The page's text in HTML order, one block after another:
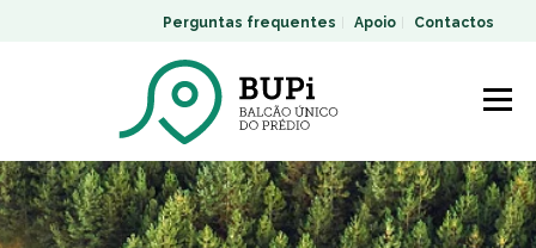
Perguntas frequentes Apoio Contactos